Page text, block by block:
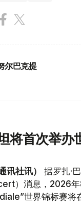
尔巴克提
将首次举办
讯社讯）
据罗扎·
）消息，2026
世界锦标赛将